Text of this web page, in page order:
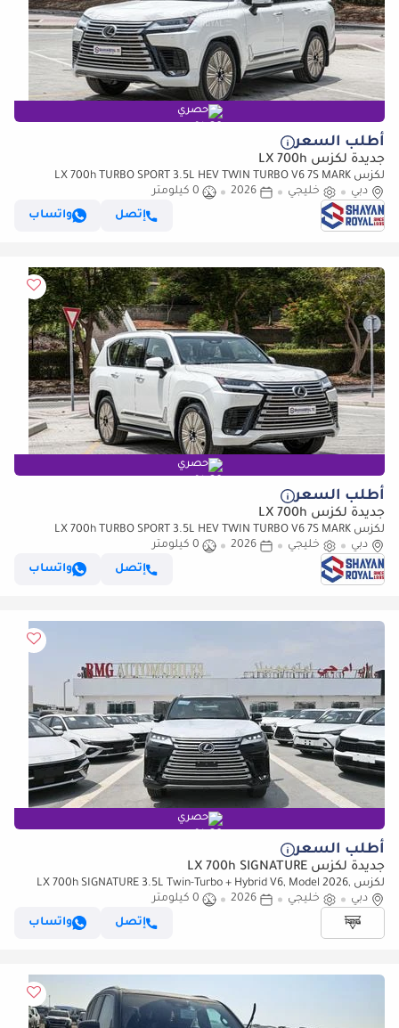
حصري
أطلب السعر
جديدة لكزس LX 700h
لكزس LX 700h TURBO SPORT 3.5L HEV TWIN TURBO V6 7S MARK
LEVINSON | AUTO PARKING, 2026MY
دبي خليجي 2026
0 كيلومتر
إتصل
واتساب
حصري
أطلب السعر
جديدة لكزس LX 700h
لكزس LX 700h TURBO SPORT 3.5L HEV TWIN TURBO V6 7S MARK
LEVINSON | AUTO PARKING, 2026MY
دبي خليجي 2026
0 كيلومتر
إتصل
واتساب
حصري
أطلب السعر
جديدة لكزس LX 700h SIGNATURE
لكزس LX 700h SIGNATURE 3.5L Twin-Turbo + Hybrid V6, Model 2026,
Color Black inside Tan
دبي خليجي 2026
0 كيلومتر
إتصل
واتساب